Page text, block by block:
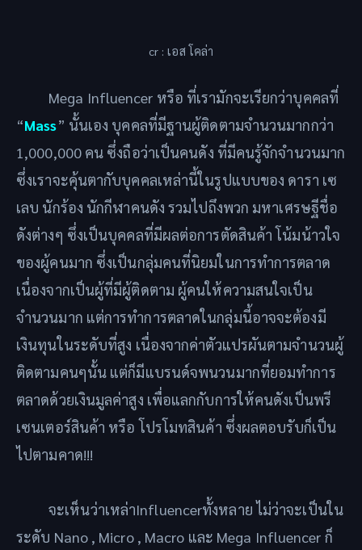
cr : เอส โคล่า
Mega Influencer หรือ ที่เรามักจะเรียกว่าบุคคลที่
“Mass” นั้นเอง บุคคลที่มีฐานผู้ติดตามจำนวนมากกว่า
1,000,000 คน ซึ่งถือว่าเป็นคนดัง ที่มีคนรู้จักจำนวนมาก
ซึ่งเราจะคุ้นตากับบุคคลเหล่านี้ในรูปแบบของ ดารา เซ
เลบ นักร้อง นักกีฬาคนดัง รวมไปถึงพวก มหาเศรษฐีชื่อ
ดังต่างๆ ซึ่งเป็นบุคคลที่มีผลต่อการตัดสินค้า โน้มน้าวใจ
ของผู้คนมาก ซึ่งเป็นกลุ่มคนที่นิยมในการทำการตลาด
เนื่องจากเป็นผู้ที่มีผู้ติดตาม ผู้คนให้ความสนใจเป็น
จำนวนมาก แต่การทำการตลาดในกลุ่มนี้อาจจะต้องมี
เงินทุนในระดับที่สูง เนื่องจากค่าตัวแปรผันตามจำนวนผู้
ติดตามคนๆนั้น แต่ก็มีแบรนด์จพนวนมากที่ยอมทำการ
ตลาดด้วยเงินมูลค่าสูง เพื่อแลกกับการให้คนดังเป็นพรี
เซนเตอร์สินค้า หรือ โปรโมทสินค้า ซึ่งผลตอบรับก็เป็น
ไปตามคาด!!!
จะเห็นว่าเหล่าInfluencerทั้งหลาย ไม่ว่าจะเป็นใน
ระดับ Nano , Micro , Macro และ Mega Influencer ก็